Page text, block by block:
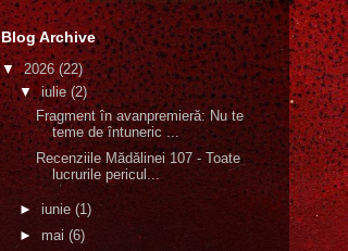
Blog Archive
▼2026(22)
▼iulie(2)
Fragment în avanpremieră: Nu te
teme de întuneric ...
Recenziile Mădălinei 107 - Toate
lucrurile pericul...
► iunie (1)
► mai (6)